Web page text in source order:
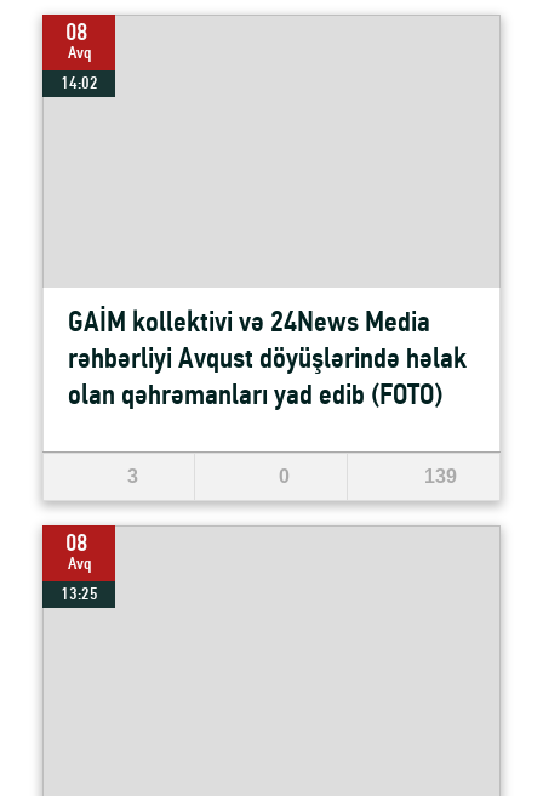
08
Avq
14:02
GAİM kollektivi və 24News Media
rəhbərliyi Avqust döyüşlərində həlak
olan qəhrəmanları yad edib (FOTO)
3 0 139
08
Avq
13:25